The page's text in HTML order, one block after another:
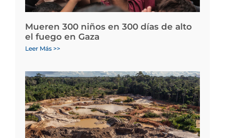
Mueren 300 niños en 300 días de alto
el fuego en Gaza
Leer Más >>